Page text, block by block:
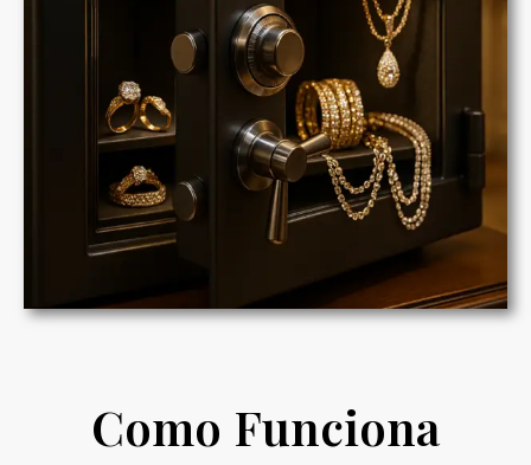
Como Funciona